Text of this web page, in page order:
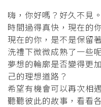
嗨，你好嗎？好久不見。
時間過得真快，現在的
現在的你，是不是保留
洗禮下微微成熟了一些
夢想的輪廓是否變得更
己的理想道路？
希望有機會可以再次相
聽聽彼此的故事，看看